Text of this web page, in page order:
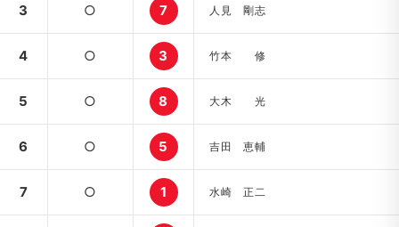
3 ○ 7 人見 剛志
4 ○ 3 竹本 修
5 ○ 8 大木 光
6 ○ 5 吉田 恵輔
7 ○ 1 水崎 正二